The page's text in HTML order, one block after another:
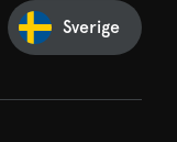
Sverige